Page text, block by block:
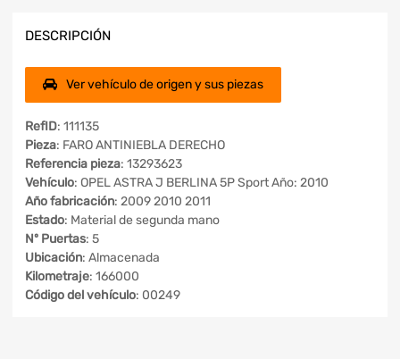
DESCRIPCIÓN
Ver vehículo de origen y sus piezas
RefID: 111135
Pieza: FARO ANTINIEBLA DERECHO
Referencia pieza: 13293623
Vehículo: OPEL ASTRA J BERLINA 5P Sport Año: 2010
Año fabricación: 2009 2010 2011
Estado: Material de segunda mano
Nº Puertas: 5
Ubicación: Almacenada
Kilometraje: 166000
Código del vehículo: 00249